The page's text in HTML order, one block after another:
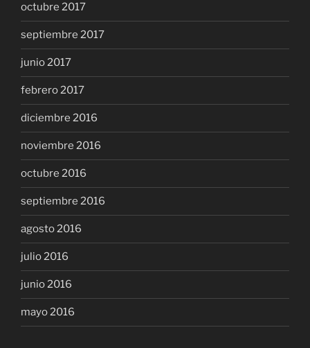
octubre 2017
septiembre 2017
junio 2017
febrero 2017
diciembre 2016
noviembre 2016
octubre 2016
septiembre 2016
agosto 2016
julio 2016
junio 2016
mayo 2016